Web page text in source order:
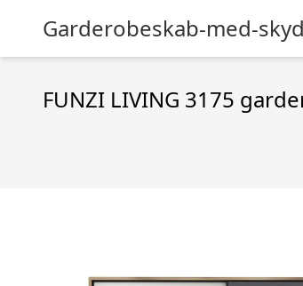
Garderobeskab-med-
FUNZI LIVING 3175